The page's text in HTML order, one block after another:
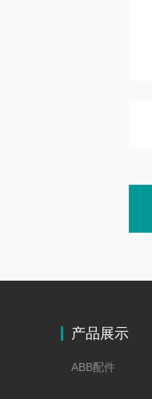
产品展示
ABB配件